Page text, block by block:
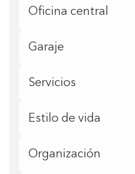
Oficina central
Garaje
Servicios
Estilo de vida
Organización